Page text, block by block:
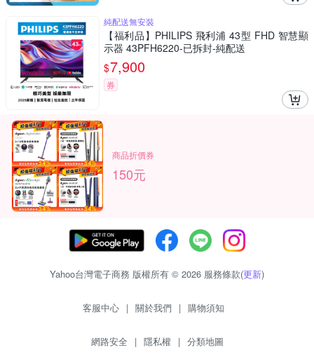
純配送無安裝
【福利品】PHILIPS 飛利浦 43型 FHD 智慧顯
示器 43PFH6220-已拆封-純配送
$7,900
券
商品折價券
150元
Yahoo台灣電子商務 版權所有 © 2026 服務條款(更新)
客服中心 | 關於我們 | 購物須知
網路安全 | 隱私權 | 分類地圖